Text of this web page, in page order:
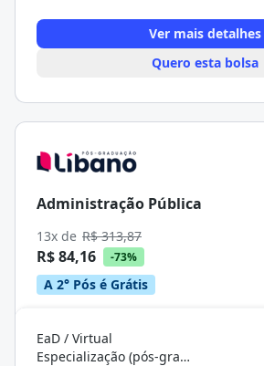
Ver mais detalhes
Quero esta bolsa
Administração Pública
13x de R$ 313,87
R$ 84,16 -73%
A 2° Pós é Grátis
EaD / Virtual
Especialização (pós-graduação)